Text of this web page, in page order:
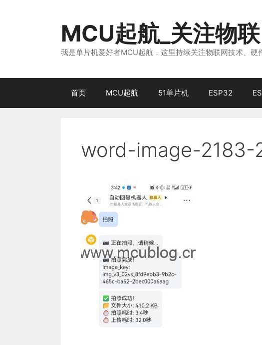
MCU起航_关注物
我是单片机爱好者MCU起航，这里持续关注物联网技术、
首页 MCU起航 51单片机 ESP32
word-image-2183-